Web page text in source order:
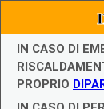
IN CASO DI
PROPRIO